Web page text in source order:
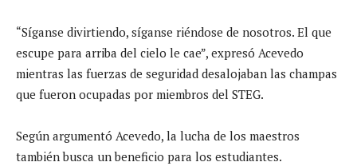
“Síganse divirtiendo, síganse riéndose de nosotros. El que
escupe para arriba del cielo le cae”, expresó Acevedo
mientras las fuerzas de seguridad desalojaban las champas
que fueron ocupadas por miembros del STEG.
Según argumentó Acevedo, la lucha de los maestros
también busca un beneficio para los estudiantes.